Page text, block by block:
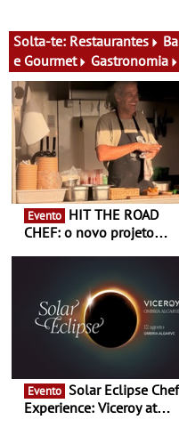
13 de Dezembro
Solta-te: Restaurantes
e Gourmet
Gastronomia
Evento
CHEF: o novo projeto
conceito gastronómico
itinerante que percorre
Portugal
Evento
Experience: Viceroy at